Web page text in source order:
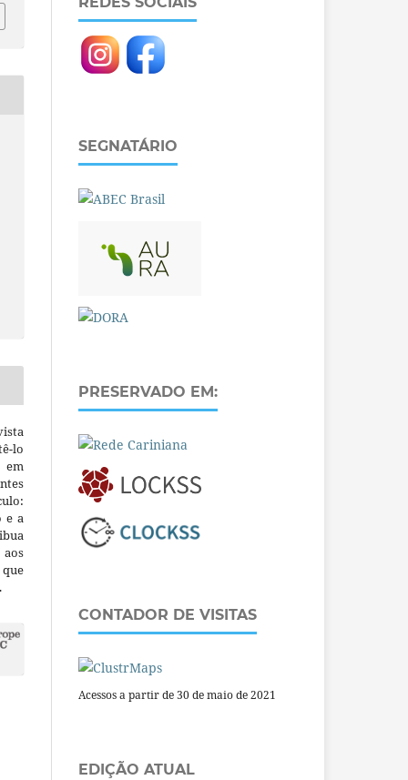
lo
em
e a
SEGNATÁRIO
PRESERVADO EM:
CONTADOR DE VISITAS
Acessos a partir de 30 de maio de 2021
EDIÇÃO ATUAL